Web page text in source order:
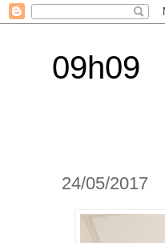
09h09
24/05/2017